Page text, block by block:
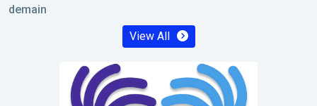
demain
View All